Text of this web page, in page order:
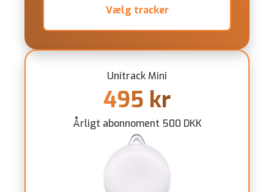
Vælg tracker
Unitrack Mini
495 kr
Årligt abonnoment 500 DKK